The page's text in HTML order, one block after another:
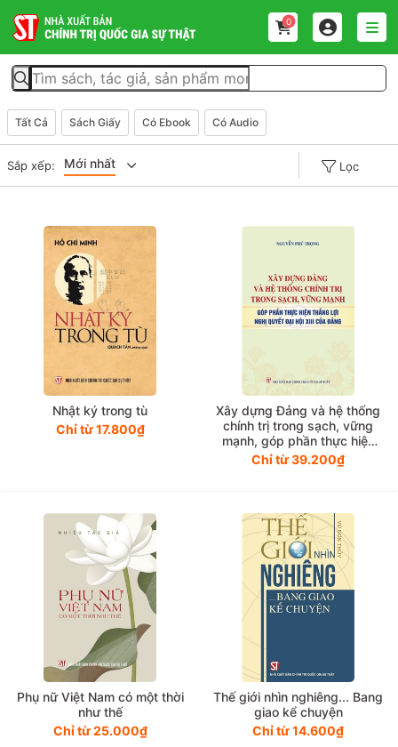
0
Tất Cả Sách Giấy Có Ebook Có Audio
Sắp xếp: Mới nhất Lọc
Giá thấp đần
Năm xuất bản
Mới nhất
Nhật ký trong tù
Chỉ từ 17.800₫
Xây dựng Đảng và hệ thống
chính trị trong sạch, vững
mạnh, góp phần thực hiện
thắng lợi Nghị quyết Đại hội
Chỉ từ 39.200₫
Phụ nữ Việt Nam có một thời
như thế
Chỉ từ 25.000₫
Thế giới nhìn nghiêng... Bang
giao kể chuyện
Chỉ từ 14.600₫